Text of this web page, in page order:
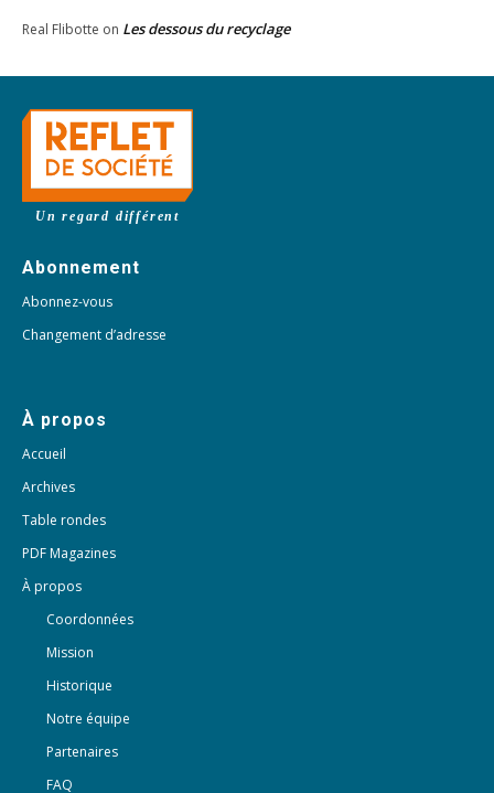
Real Flibotte on Les dessous du recyclage
Un regard différent
Abonnement
Abonnez-vous
Changement d’adresse
À propos
Accueil
Archives
Table rondes
PDF Magazines
À propos
Coordonnées
Mission
Historique
Notre équipe
Partenaires
FAQ